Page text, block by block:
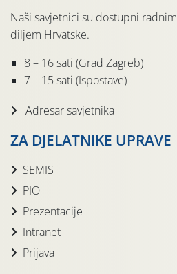
Naši savjetnici su dostupni
diljem Hrvatske.
8 – 16 sati (Grad Zagreb)
7 – 15 sati (Ispostave)
Adresar savjetnika
ZA DJELATNIKE UPRAVE
SEMIS
PIO
Prezentacije
Intranet
Prijava